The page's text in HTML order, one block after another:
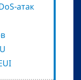
атак